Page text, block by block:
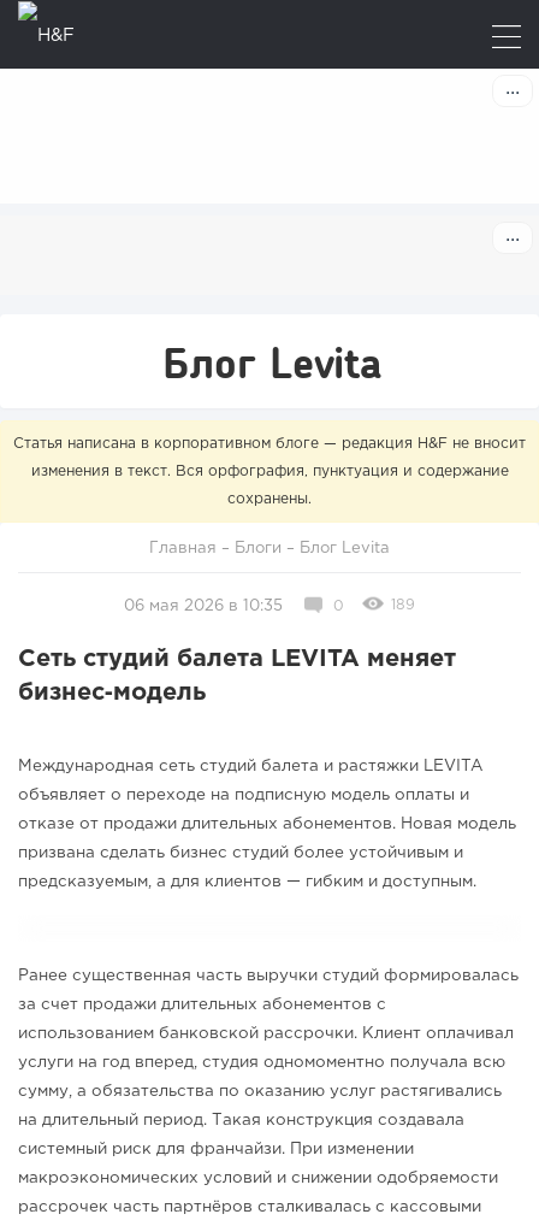
Блог Levita
Статья написана в корпоративном блоге — редакция H&F не вносит
изменения в текст. Вся орфография, пунктуация и содержание
сохранены.
Главная – Блоги – Блог Levita
06 мая 2026 в 10:35 0 189
Сеть студий балета LEVITA меняет
бизнес‑модель
Международная сеть студий балета и растяжки LEVITA
объявляет о переходе на подписную модель оплаты и
отказе от продажи длительных абонементов. Новая модель
призвана сделать бизнес студий более устойчивым и
предсказуемым, а для клиентов — гибким и доступным.
Ранее существенная часть выручки студий формировалась
за счет продажи длительных абонементов с
использованием банковской рассрочки. Клиент оплачивал
услуги на год вперед, студия одномоментно получала всю
сумму, а обязательства по оказанию услуг растягивались
на длительный период. Такая конструкция создавала
системный риск для франчайзи. При изменении
макроэкономических условий и снижении одобряемости
рассрочек часть партнёров сталкивалась с кассовыми